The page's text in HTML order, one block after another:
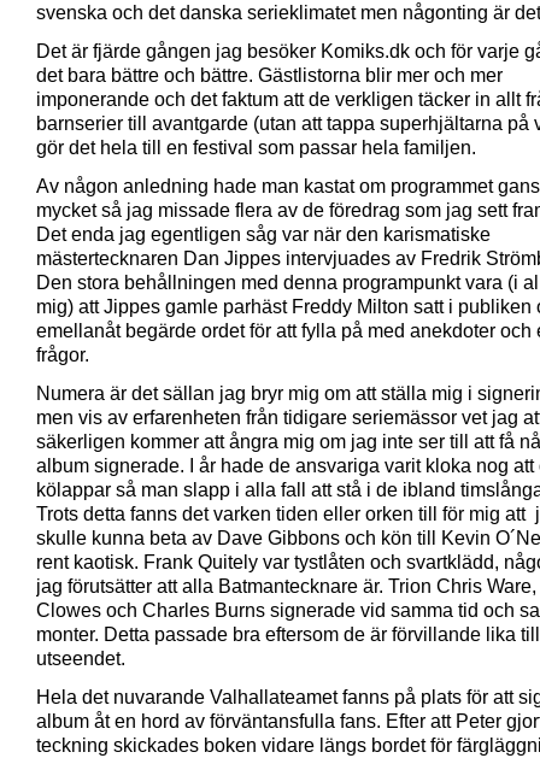
svenska och det danska serieklimatet men någonting är
Det är fjärde gången jag besöker Komiks.dk och för varje
det bara bättre och bättre. Gästlistorna blir mer och mer
imponerande och det faktum att de verkligen täcker in allt
barnserier till avantgarde (utan att tappa superhjältarna på
gör det hela till en festival som passar hela familjen.
Av någon anledning hade man kastat om programmet
mycket så jag missade flera av de föredrag som jag sett
Det enda jag egentligen såg var när den karismatiske
mästertecknaren Dan Jippes intervjuades av Fredrik
Den stora behållningen med denna programpunkt vara (i
mig) att Jippes gamle parhäst Freddy Milton satt i publiken
emellanåt begärde ordet för att fylla på med anekdoter och
frågor.
Numera är det sällan jag bryr mig om att ställa mig i
men vis av erfarenheten från tidigare seriemässor vet jag
säkerligen kommer att ångra mig om jag inte ser till att få
album signerade. I år hade de ansvariga varit kloka nog att
kölappar så man slapp i alla fall att stå i de ibland
Trots detta fanns det varken tiden eller orken till för mig att
skulle kunna beta av Dave Gibbons och kön till Kevin
rent kaotisk. Frank Quitely var tystlåten och svartklädd,
jag förutsätter att alla Batmantecknare är. Trion Chris
Clowes och Charles Burns signerade vid samma tid och
monter. Detta passade bra eftersom de är förvillande lika till
utseendet.
Hela det nuvarande Valhallateamet fanns på plats för att
album åt en hord av förväntansfulla fans. Efter att Peter
teckning skickades boken vidare längs bordet för